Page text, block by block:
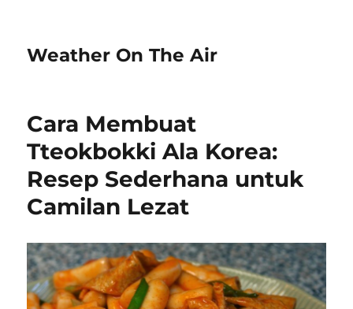
Weather On The Air
Cara Membuat
Tteokbokki Ala Korea:
Resep Sederhana untuk
Camilan Lezat